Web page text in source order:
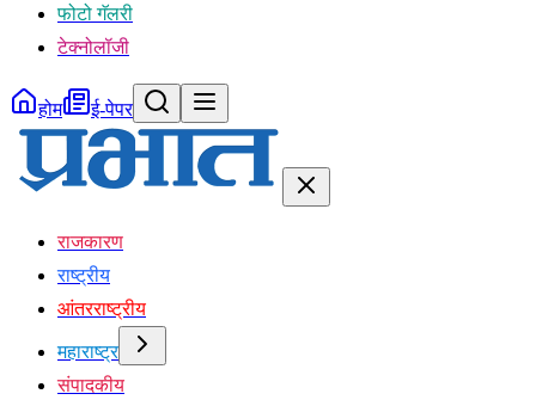
फोटो गॅलरी
टेक्नोलॉजी
होम ई-पेपर
राजकारण
राष्ट्रीय
आंतरराष्ट्रीय
महाराष्ट्र
संपादकीय